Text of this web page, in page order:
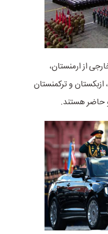
از ارمنستان،
ازبکستان و ترکمنستان
حاضر هستند.